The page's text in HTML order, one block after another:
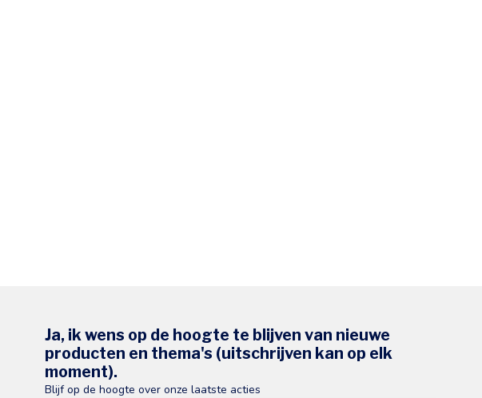
Ja, ik wens op de hoogte te blijven van nieuwe
producten en thema's (uitschrijven kan op elk
moment).
Blijf op de hoogte over onze laatste acties